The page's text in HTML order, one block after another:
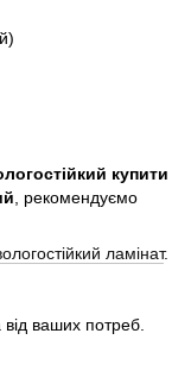
купити
, рекомендуємо
ламінат.
ваших потреб.